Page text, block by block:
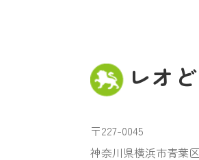
レオ
〒227-0045
神奈川県横浜市青葉